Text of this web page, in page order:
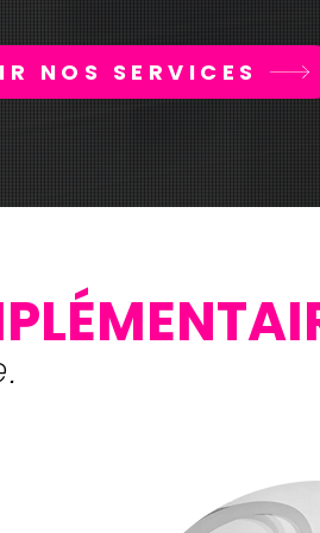
NOS SERVICES